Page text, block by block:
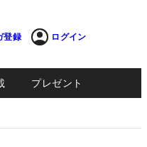
登録 ログイン
プレゼント